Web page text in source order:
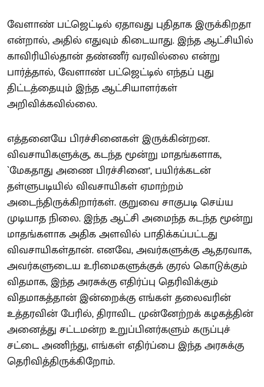
வேளாண் பட்ஜெட்டில் ஏதாவது புதிதாக இருக்கிறதா
என்றால், அதில் எதுவும் கிடையாது. இந்த ஆட்சியில்
காவிரியில்தான் தண்ணீர் வரவில்லை என்று
பார்த்தால், வேளாண் பட்ஜெட்டில் எந்தப் புது
திட்டத்தையும் இந்த ஆட்சியாளர்கள்
அறிவிக்கவில்லை.
எத்தனையே பிரச்சினைகள் இருக்கின்றன.
விவசாயிகளுக்கு, கடந்த மூன்று மாதங்களாக,
`மேகதாது அணை பிரச்சினை’, பயிர்க்கடன்
தள்ளுபடியில் விவசாயிகள் ஏமாற்றம்
அடைந்திருக்கிறார்கள். குறுவை சாகுபடி செய்ய
முடியாத நிலை. இந்த ஆட்சி அமைந்த கடந்த மூன்று
மாதங்களாக அதிக அளவில் பாதிக்கப்பட்டது
விவசாயிகள்தான். எனவே, அவர்களுக்கு ஆதரவாக,
அவர்களுடைய உரிமைகளுக்குக் குரல் கொடுக்கும்
விதமாக, இந்த அரசுக்கு எதிர்ப்பு தெரிவிக்கும்
விதமாகத்தான் இன்றைக்கு எங்கள் தலைவரின்
உத்தரவின் பேரில், திராவிட முன்னேற்றக் கழகத்தின்
அனைத்து சட்டமன்ற உறுப்பினர்களும் கருப்புச்
சட்டை அணிந்து, எங்கள் எதிர்ப்பை இந்த அரசுக்கு
தெரிவித்திருக்கிறோம்.